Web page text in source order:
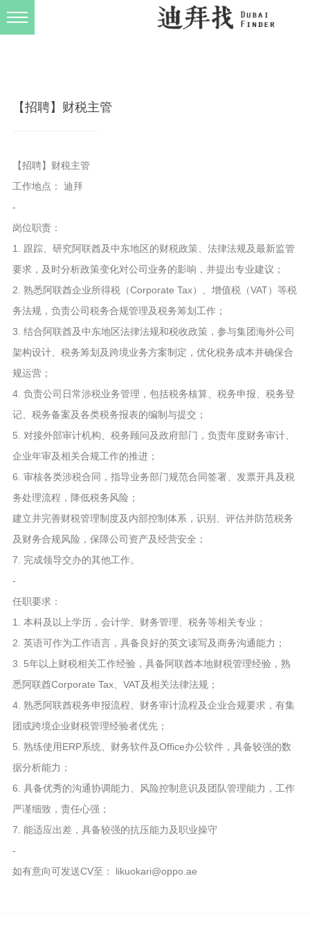
【招聘】财税主管
【招聘】财税主管
工作地点： 迪拜
-
岗位职责：
1. 跟踪、研究阿联酋及中东地区的财税政策、法律法规及最新监管
要求，及时分析政策变化对公司业务的影响，并提出专业建议；
2. 熟悉阿联酋企业所得税（Corporate Tax）、增值税（VAT）等税
务法规，负责公司税务合规管理及税务筹划工作；
3. 结合阿联酋及中东地区法律法规和税收政策，参与集团海外公司
架构设计、税务筹划及跨境业务方案制定，优化税务成本并确保合
规运营；
4. 负责公司日常涉税业务管理，包括税务核算、税务申报、税务登
记、税务备案及各类税务报表的编制与提交；
5. 对接外部审计机构、税务顾问及政府部门，负责年度财务审计、
企业年审及相关合规工作的推进；
6. 审核各类涉税合同，指导业务部门规范合同签署、发票开具及税
务处理流程，降低税务风险；
建立并完善财税管理制度及内部控制体系，识别、评估并防范税务
及财务合规风险，保障公司资产及经营安全；
7. 完成领导交办的其他工作。
-
任职要求：
1. 本科及以上学历，会计学、财务管理、税务等相关专业；
2. 英语可作为工作语言，具备良好的英文读写及商务沟通能力；
3. 5年以上财税相关工作经验，具备阿联酋本地财税管理经验，熟
悉阿联酋Corporate Tax、VAT及相关法律法规；
4. 熟悉阿联酋税务申报流程、财务审计流程及企业合规要求，有集
团或跨境企业财税管理经验者优先；
5. 熟练使用ERP系统、财务软件及Office办公软件，具备较强的数
据分析能力；
6. 具备优秀的沟通协调能力、风险控制意识及团队管理能力，工作
严谨细致，责任心强；
7. 能适应出差，具备较强的抗压能力及职业操守
-
如有意向可发送CV至： likuokari@oppo.ae